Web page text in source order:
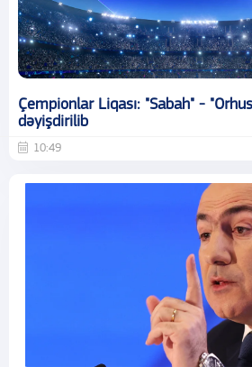
Çempionlar Liqası: "Sabah" -
dəyişdirilib
10:49